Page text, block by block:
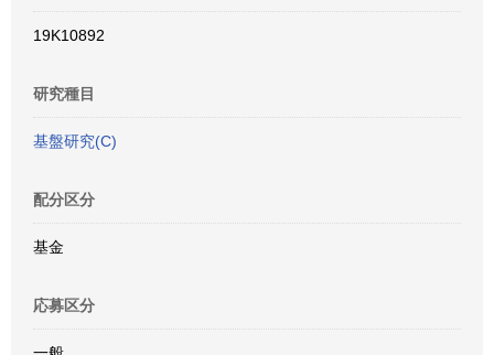
19K10892
研究種目
基盤研究(C)
配分区分
基金
応募区分